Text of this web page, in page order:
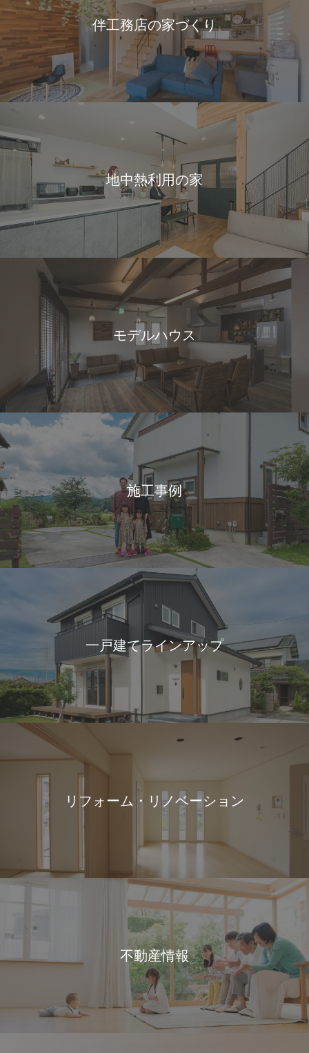
伴工務店の家づくり
地中熱利用の家
モデルハウス
施工事例
一戸建てラインアップ
リフォーム・リノベーション
不動産情報